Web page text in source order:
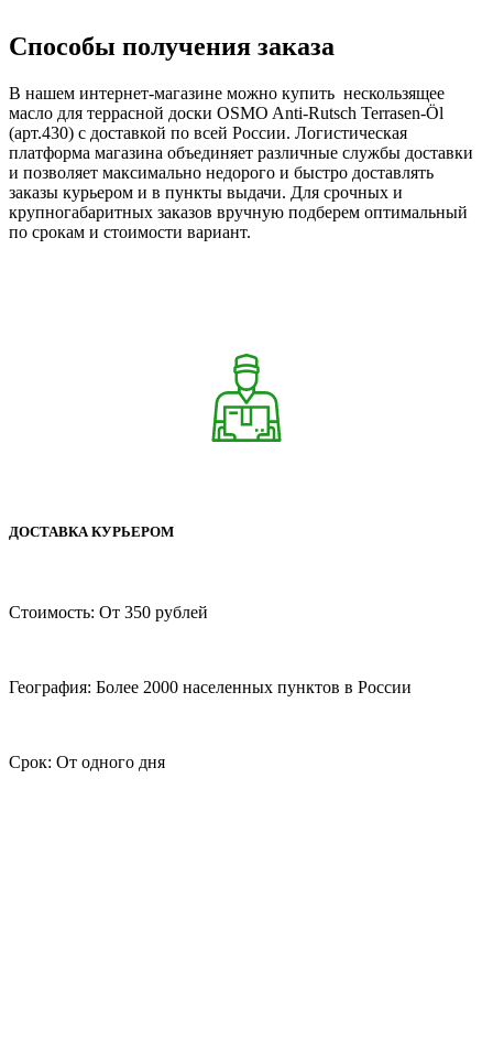
Способы получения заказа
В нашем интернет-магазине можно купить нескользящее
масло для террасной доски OSMO Anti-Rutsch Terrasen-Öl
(арт.430) с доставкой по всей России. Логистическая
платформа магазина объединяет различные службы доставки
и позволяет максимально недорого и быстро доставлять
заказы курьером и в пункты выдачи. Для срочных и
крупногабаритных заказов вручную подберем оптимальный
по срокам и стоимости вариант.
ДОСТАВКА КУРЬЕРОМ
Стоимость: От 350 рублей
География: Более 2000 населенных пунктов в России
Срок: От одного дня